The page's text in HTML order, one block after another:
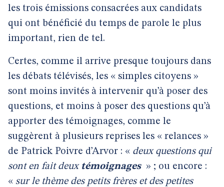
les trois émissions consacrées aux candidats
qui ont bénéficié du temps de parole le plus
important, rien de tel.
Certes, comme il arrive presque toujours dans
les débats télévisés, les « simples citoyens »
sont moins invités à intervenir qu’à poser des
questions, et moins à poser des questions qu’à
apporter des témoignages, comme le
suggèrent à plusieurs reprises les « relances »
de Patrick Poivre d’Arvor : « deux questions qui
sont en fait deux témoignages » ; ou encore :
« sur le thème des petits frères et des petites